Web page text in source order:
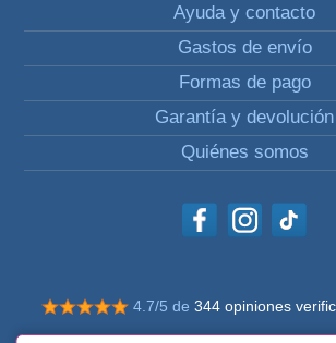
Ayuda y contacto
Gastos de envío
Formas de pago
Garantía y devolución
Quiénes somos
4.7/5 de 344 opiniones